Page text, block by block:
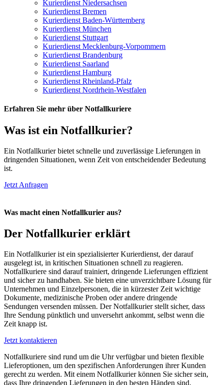
Kurierdienst Niedersachsen
Kurierdienst Bremen
Kurierdienst Baden-Württemberg
Kurierdienst München
Kurierdienst Stuttgart
Kurierdienst Mecklenburg-Vorpommern
Kurierdienst Brandenburg
Kurierdienst Saarland
Kurierdienst Hamburg
Kurierdienst Rheinland-Pfalz
Kurierdienst Nordrhein-Westfalen
Erfahren Sie mehr über Notfallkuriere
Was ist ein Notfallkurier?
Ein Notfallkurier bietet schnelle und zuverlässige Lieferungen in
dringenden Situationen, wenn Zeit von entscheidender Bedeutung
ist.
Jetzt Anfragen
Was macht einen Notfallkurier aus?
Der Notfallkurier erklärt
Ein Notfallkurier ist ein spezialisierter Kurierdienst, der darauf
ausgelegt ist, in kritischen Situationen schnell zu reagieren.
Notfallkuriere sind darauf trainiert, dringende Lieferungen effizient
und sicher zu handhaben. Sie bieten eine unverzichtbare Lösung für
Unternehmen und Einzelpersonen, die in kürzester Zeit wichtige
Dokumente, medizinische Proben oder andere dringende
Sendungen versenden müssen. Der Notfallkurier stellt sicher, dass
Ihre Sendung pünktlich und unversehrt ankommt, selbst wenn die
Zeit knapp ist.
Jetzt kontaktieren
Notfallkuriere sind rund um die Uhr verfügbar und bieten flexible
Lieferoptionen, um den spezifischen Anforderungen ihrer Kunden
gerecht zu werden. Mit einem Notfallkurier können Sie sicher sein,
dass Ihre dringenden Lieferungen in den besten Händen sind.